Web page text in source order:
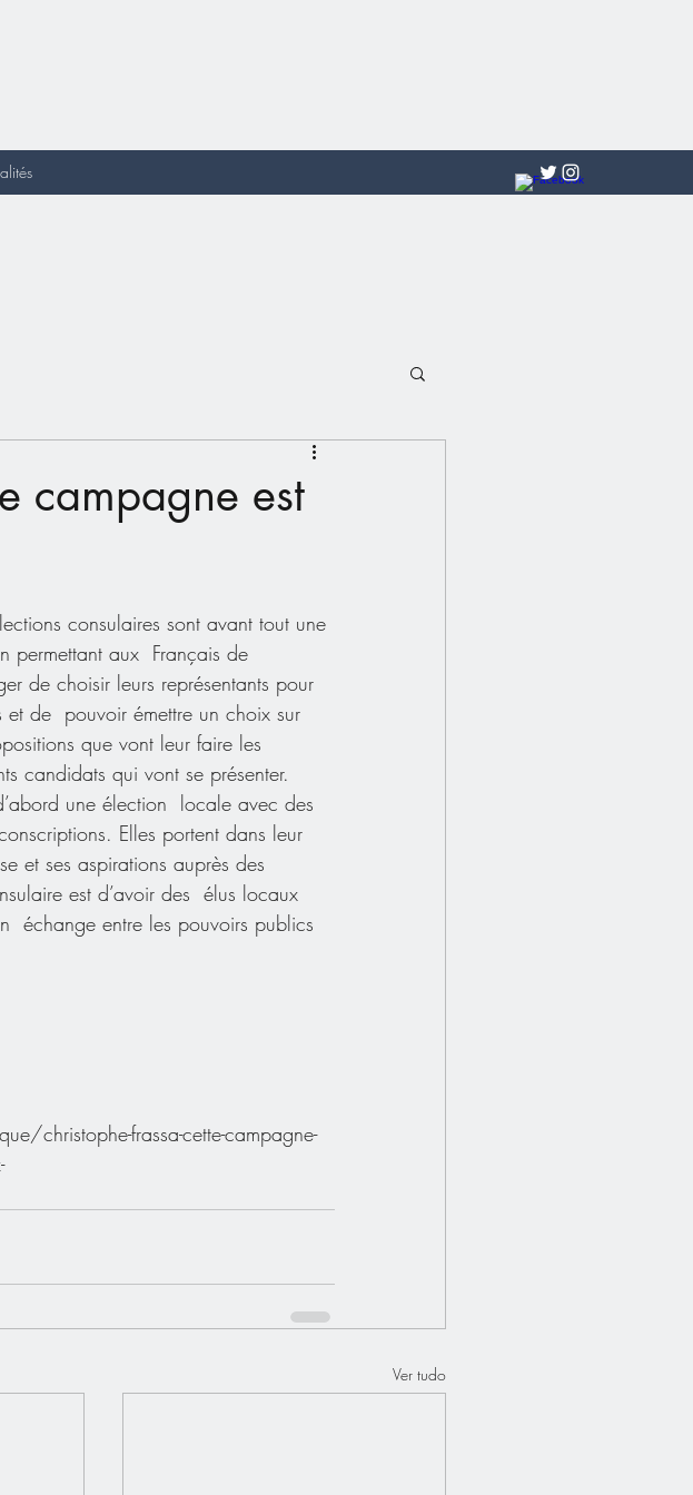
campagne est
consulaires sont avant tout une
permettant aux  Français de
de choisir leurs représentants pour
et de  pouvoir émettre un choix sur
que vont leur faire les
candidats qui vont se présenter.
une élection  locale avec des
Elles portent dans leur
et ses aspirations auprès des
est d’avoir des  élus locaux
échange entre les pouvoirs publics
christophe-frassa-cette-campagne-
Ver tudo